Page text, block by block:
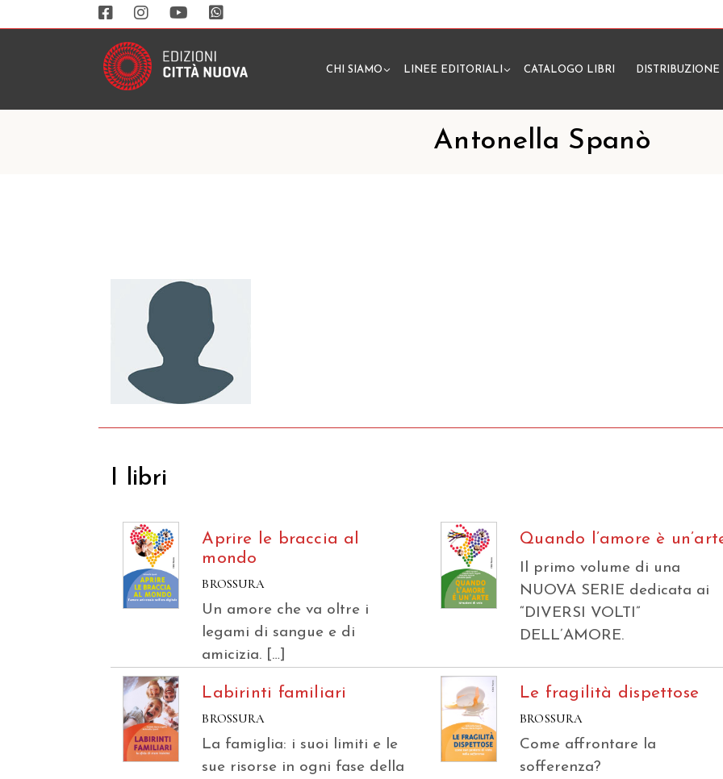
CHI SIAMO LINEE EDITORIALI CATALOGO LIBRI DISTRIBUZIONE
Antonella Spanò
I libri
Aprire le braccia al
mondo
BROSSURA
Un amore che va oltre i
legami di sangue e di
amicizia. […]
Quando l’amore è
Il primo volume di una
NUOVA SERIE dedicata ai
“DIVERSI VOLTI”
DELL’AMORE.
Labirinti familiari
BROSSURA
La famiglia: i suoi limiti e le
sue risorse in ogni fase della
Le fragilità dispettose
BROSSURA
Come affrontare la
sofferenza?